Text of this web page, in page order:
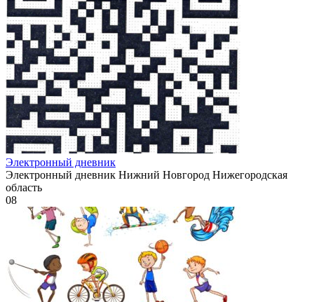
Электронный дневник
Электронный дневник Нижний Новгород Нижегородская
область
08